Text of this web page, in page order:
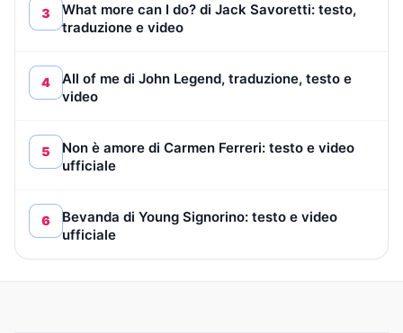
3
What more can I do? di Jack Savoretti: testo,
traduzione e video
4
All of me di John Legend, traduzione, testo e
video
5
Non è amore di Carmen Ferreri: testo e video
ufficiale
6
Bevanda di Young Signorino: testo e video
ufficiale